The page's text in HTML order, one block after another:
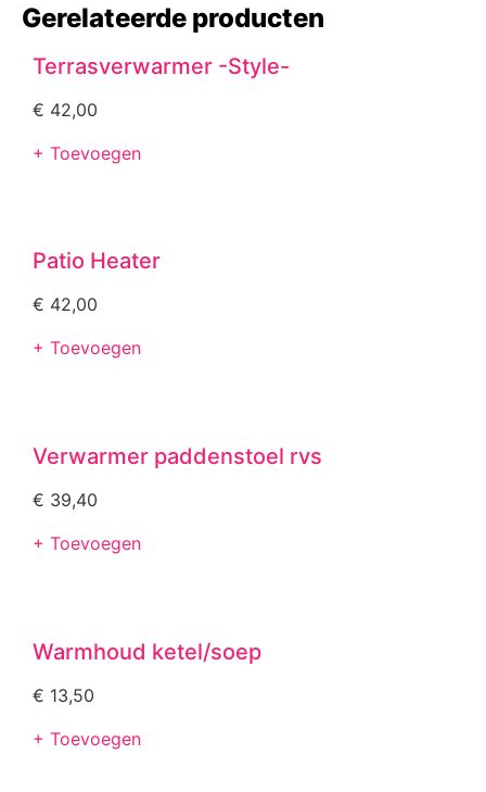
Gerelateerde producten
Terrasverwarmer -Style-
€ 42,00
+ Toevoegen
Patio Heater
€ 42,00
+ Toevoegen
Verwarmer paddenstoel rvs
€ 39,40
+ Toevoegen
Warmhoud ketel/soep
€ 13,50
+ Toevoegen